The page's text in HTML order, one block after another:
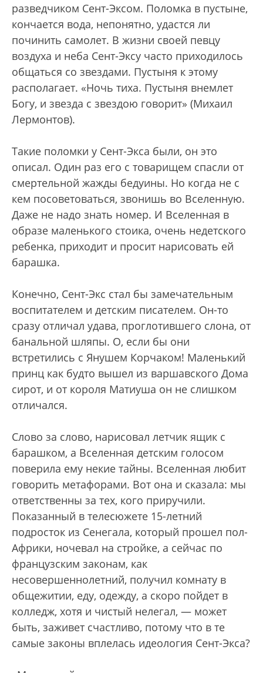
разведчиком Сент-Эксом. Поломка в пустыне,
кончается вода, непонятно, удастся ли
починить самолет. В жизни своей певцу
воздуха и неба Сент-Эксу часто приходилось
общаться со звездами. Пустыня к этому
располагает. «Ночь тиха. Пустыня внемлет
Богу, и звезда с звездою говорит» (Михаил
Лермонтов).
Такие поломки у Сент-Экса были, он это
описал. Один раз его с товарищем спасли от
смертельной жажды бедуины. Но когда не с
кем посоветоваться, звонишь во Вселенную.
Даже не надо знать номер. И Вселенная в
образе маленького стоика, очень недетского
ребенка, приходит и просит нарисовать ей
барашка.
Конечно, Сент-Экс стал бы замечательным
воспитателем и детским писателем. Он-то
сразу отличал удава, проглотившего слона, от
банальной шляпы. О, если бы они
встретились с Янушем Корчаком! Маленький
принц как будто вышел из варшавского Дома
сирот, и от короля Матиуша он не слишком
отличался.
Слово за слово, нарисовал летчик ящик с
барашком, а Вселенная детским голосом
поверила ему некие тайны. Вселенная любит
говорить метафорами. Вот она и сказала: мы
ответственны за тех, кого приручили.
Показанный в телесюжете 15-летний
подросток из Сенегала, который прошел пол-
Африки, ночевал на стройке, а сейчас по
французским законам, как
несовершеннолетний, получил комнату в
общежитии, еду, одежду, а скоро пойдет в
колледж, хотя и чистый нелегал, — может
быть, заживет счастливо, потому что в те
самые законы вплелась идеология Сент-Экса?